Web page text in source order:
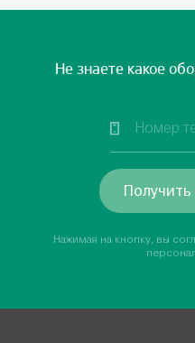
Не знаете какое
Нажимая на кнопку, вы